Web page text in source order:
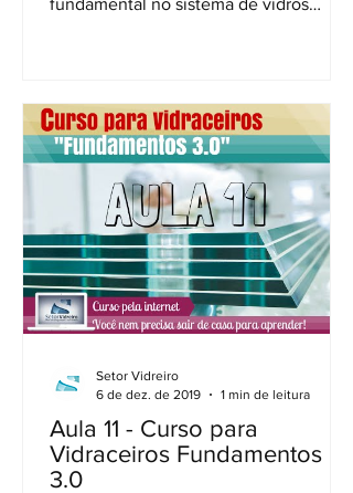
fundamental no sistema de vidros
Aula 11 - Curso para
Vidraceiros Fundamentos
3.0
Setor Vidreiro
6 de dez. de 2019
1 min de leitura